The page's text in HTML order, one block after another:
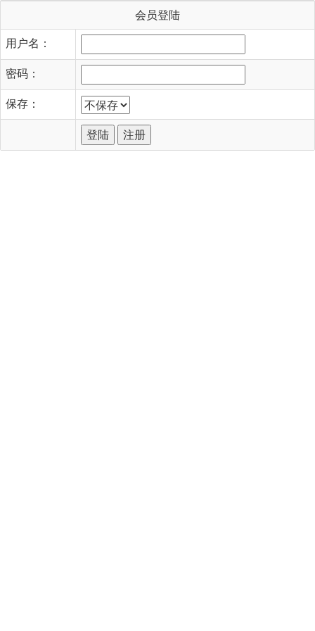
会员登陆
用户名：
密码：
保存：